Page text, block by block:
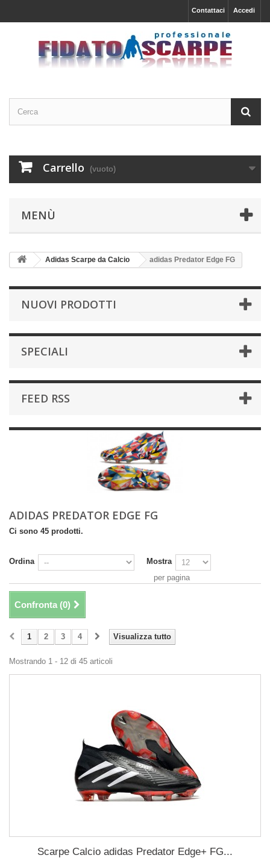
Accedi
Contattaci
Carrello (vuoto)
MENÙ
Adidas Scarpe da Calcio adidas Predator Edge FG
NUOVI PRODOTTI
SPECIALI
FEED RSS
ADIDAS PREDATOR EDGE FG
Ci sono 45 prodotti.
Ordina
Mostra
per pagina
Confronta (0)
Visualizza tutto
1 2 3 4
Mostrando 1 - 12 di 45 articoli
Scarpe Calcio adidas Predator Edge+ FG...